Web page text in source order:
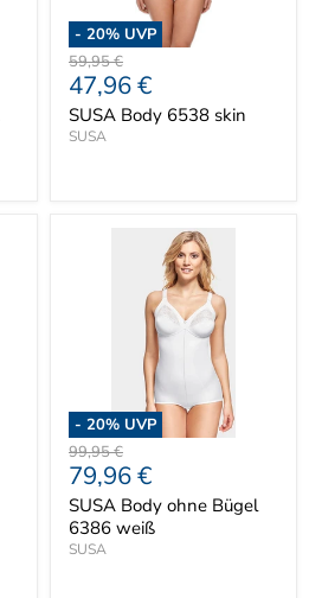
- 20% UVP
Ursprünglicher
Preis
59,95 €
Aktueller
Preis
47,96 €
SUSA Body 6538 skin
SUSA
- 20% UVP
Ursprünglicher
Preis
99,95 €
Aktueller
Preis
79,96 €
SUSA Body ohne Bügel
6386 weiß
SUSA